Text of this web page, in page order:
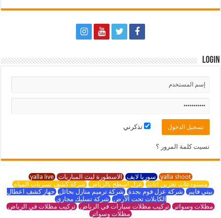
Login
تذكرني
نسيت كلمة المرور ؟
yalla shoot سوريا لايف الاسطورة لبث المباريات yalla live
مستودعات تخزين اثاث عزل اسطح بالرياض شركة كشف تسربات المياه
بيتي فايبر شركة عزل فوم بجدة شركة ترميم منازل بحائل جهاز كشف اعطال
الكابلات تحت الأرض شركة تسليك مجاري
مظلات وسواتر تركيب مظلات سيارات في الرياض تركيب مظلات في الرياض
مظلات وسواتر